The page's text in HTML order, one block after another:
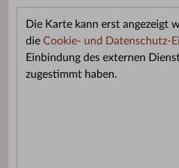
Die Karte kann erst angezeigt
die Cookie- und Datenschutz-
Einbindung des externen
zugestimmt haben.